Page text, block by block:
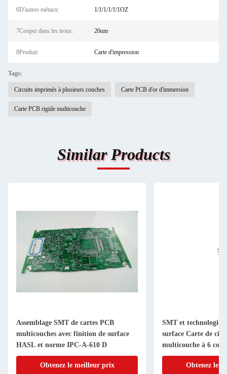
6D'autres métaux: 1/1/1/1/1/1OZ
7Cooper dans les trous: 20um
8Produit: Carte d'impression
Tags:
Circuits imprimés à plusieurs couches Carte PCB d'or d'immersion
Carte PCB rigide multicouche
Similar Products
Assemblage SMT de cartes PCB
multicouches avec finition de surface
HASL et norme IPC-A-610 D
Obtenez le meilleur prix
SMT et technologie
surface Carte de
multicouche à 6
Obtenez le